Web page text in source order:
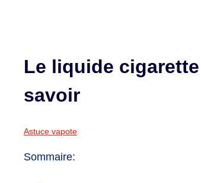
Le liquide
savoir
Astuce vapote
Sommaire: